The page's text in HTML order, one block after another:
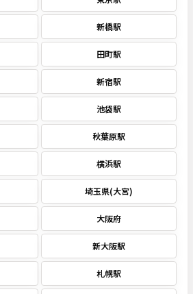
新橋駅
田町駅
新宿駅
池袋駅
秋葉原駅
横浜駅
埼玉県(大宮)
大阪府
新大阪駅
札幌駅